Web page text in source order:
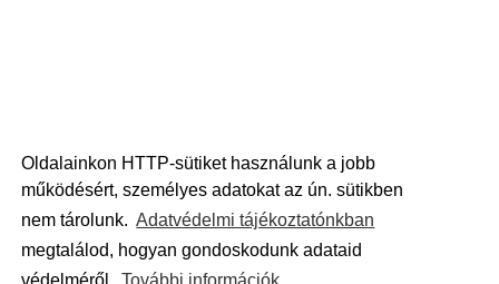
Oldalainkon HTTP-sütiket használunk a jobb
működésért, személyes adatokat az ún. sütikben
nem tárolunk. Adatvédelmi tájékoztatónkban
megtalálod, hogyan gondoskodunk adataid